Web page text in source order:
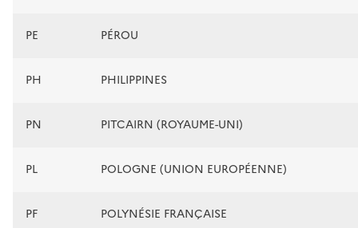
PE PÉROU
PH PHILIPPINES
PN PITCAIRN (ROYAUME-UNI)
PL POLOGNE (UNION EUROPÉENNE)
PF POLYNÉSIE FRANÇAISE